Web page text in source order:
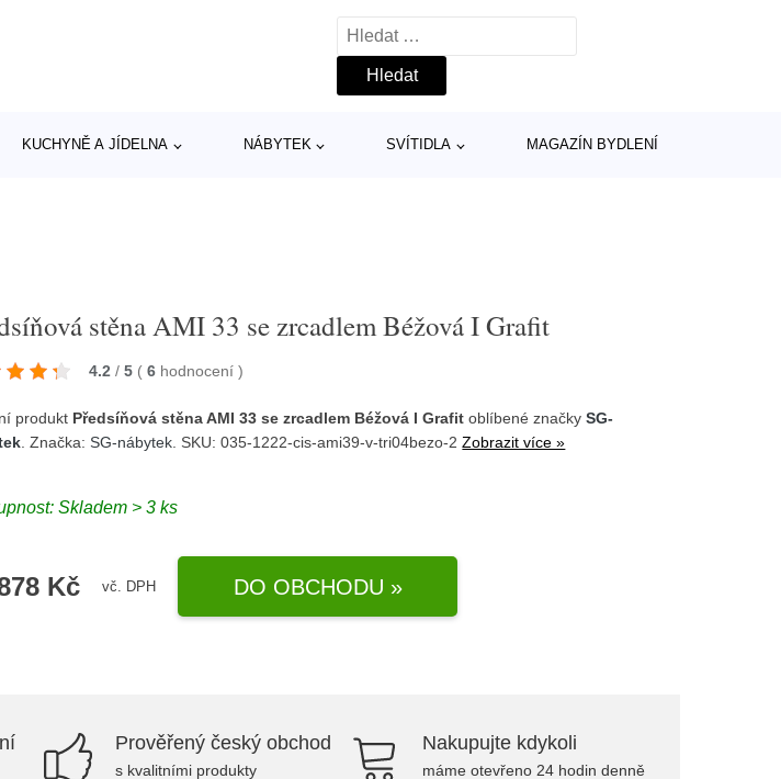
Vyhledávání
KUCHYNĚ A JÍDELNA NÁBYTEK SVÍTIDLA MAGAZÍN BYDLENÍ
stěna AMI 33 se zrcadlem Béžová I Grafit
4.2 / 5 ( 6 hodnocení)
produkt Předsíňová stěna AMI 33 se zrcadlem Béžová I Grafit oblíbené značkySG-
. Značka:SG-nábytek . SKU: 035-1222-cis-ami39-v-tri04bezo-2Zobrazit více »
Skladem > 3 ks
Kč vč. DPH DO OBCHODU »
Prověřený český obchod
s kvalitními produkty
Nakupujte kdykoli
máme otevřeno 24 hodin denně